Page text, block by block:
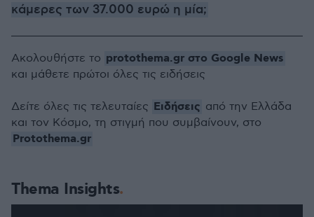
κάμερες των 37.000 ευρώ η μία;
Thema Insights
Ακολουθήστε το protothema.gr στο Google News
και μάθετε πρώτοι όλες τις ειδήσεις
Δείτε όλες τις τελευταίες Ειδήσεις από την Ελλάδα
και τον Κόσμο, τη στιγμή που συμβαίνουν, στο
Protothema.gr